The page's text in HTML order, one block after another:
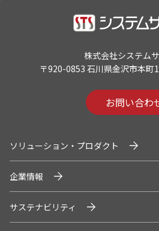
株式会社システム
〒920-0853 石川県金沢市本町
お問い合わ
ソリューション・プロダクト
企業情報
サステナビリティ